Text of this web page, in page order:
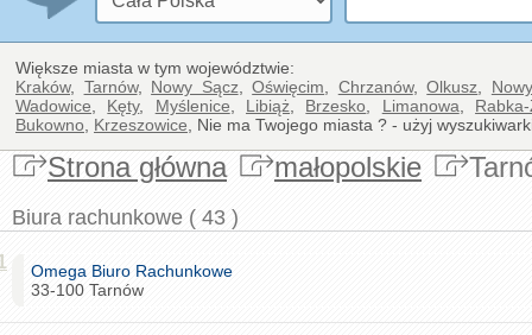
Większe miasta w tym województwie:
Kraków, Tarnów, Nowy Sącz ,Oświęcim Chrzanów,Olkusz
Wadowice
Kęty, Myślenice Libiąż Brzesko Limanowa
Bukowno
Krzeszowice , Nie ma Twojego miasta ? - użyj
Strona główna małopolskie
Biura rachunkowe ( 43 )
Omega Biuro Rachunkowe
33-100 Tarnów